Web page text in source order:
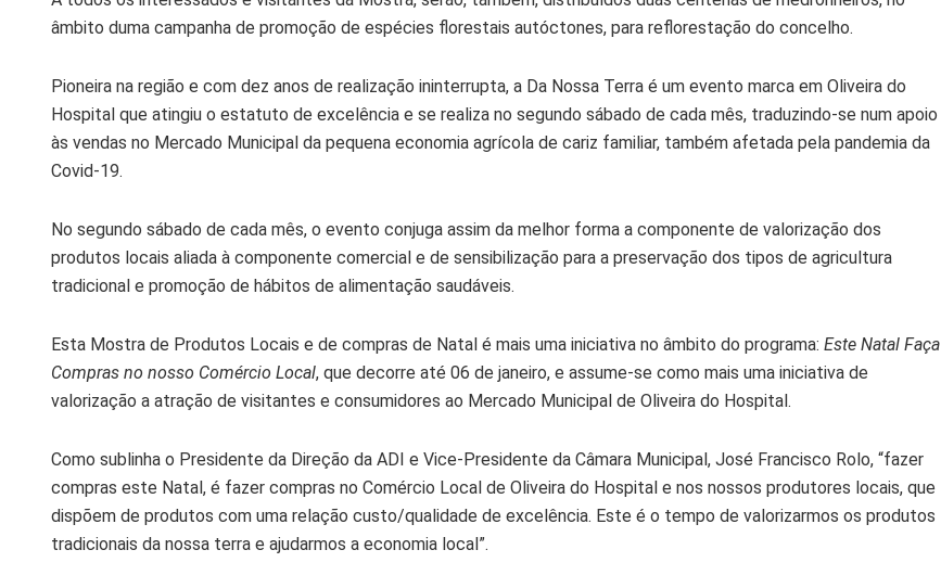
âmbito duma campanha de promoção de espécies florestais autóctones, para reflorestação do concelho.
Pioneira na região e com dez anos de realização ininterrupta, a Da Nossa Terra é um evento marca em Oliveira do
Hospital que atingiu o estatuto de excelência e se realiza no segundo sábado de cada mês, traduzindo-se num apoio
às vendas no Mercado Municipal da pequena economia agrícola de cariz familiar, também afetada pela pandemia da
Covid-19.
No segundo sábado de cada mês, o evento conjuga assim da melhor forma a componente de valorização dos
produtos locais aliada à componente comercial e de sensibilização para a preservação dos tipos de agricultura
tradicional e promoção de hábitos de alimentação saudáveis.
Esta Mostra de Produtos Locais e de compras de Natal é mais uma iniciativa no âmbito do programa: Este Natal Faça
Compras no nosso Comércio Local, que decorre até 06 de janeiro, e assume-se como mais uma iniciativa de
valorização a atração de visitantes e consumidores ao Mercado Municipal de Oliveira do Hospital.
Como sublinha o Presidente da Direção da ADI e Vice-Presidente da Câmara Municipal, José Francisco Rolo, “fazer
compras este Natal, é fazer compras no Comércio Local de Oliveira do Hospital e nos nossos produtores locais, que
dispõem de produtos com uma relação custo/qualidade de excelência. Este é o tempo de valorizarmos os produtos
tradicionais da nossa terra e ajudarmos a economia local”.